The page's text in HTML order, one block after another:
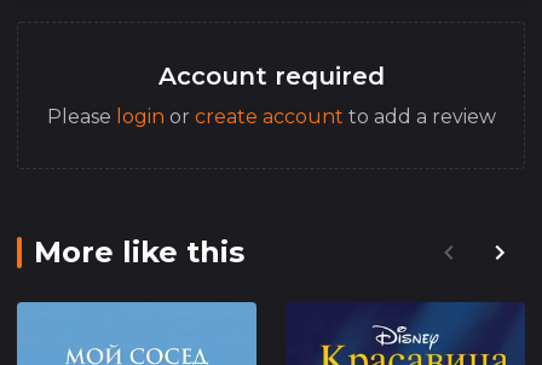
Account required
Please login or create account to add a review
More like this